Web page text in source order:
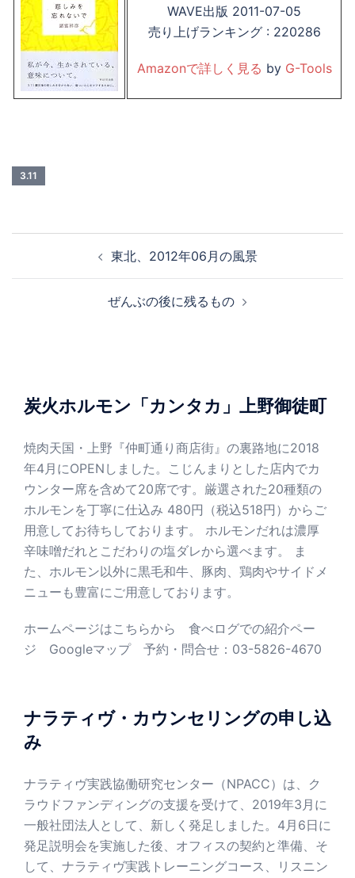
WAVE出版 2011-07-05
売り上げランキング : 220286
Amazonで詳しく見る by G-Tools
3.11
ョ
ン
東北、2012年06月の風景
ぜんぶの後に残るもの
炭火ホルモン「カンタカ」上野御徒町
焼肉天国・上野『仲町通り商店街』の裏路地に2018
年4月にOPENしました。こじんまりとした店内でカ
ウンター席を含めて20席です。厳選された20種類の
ホルモンを丁寧に仕込み 480円（税込518円）からご
用意してお待ちしております。 ホルモンだれは濃厚
辛味噌だれとこだわりの塩ダレから選べます。 ま
た、ホルモン以外に黒毛和牛、豚肉、鶏肉やサイドメ
ニューも豊富にご用意しております。
ホームページはこちらから
食べログでの紹介ペー
ジ
Googleマップ予約・問合せ：03-5826-4670
ナラティヴ・カウンセリングの申し込
み
ナラティヴ実践協働研究センター（NPACC）は、ク
ラウドファンディングの支援を受けて、2019年3月に
一般社団法人として、新しく発足しました。4月6日に
発足説明会を実施した後、オフィスの契約と準備、そ
して、ナラティヴ実践トレーニングコース、リスニン